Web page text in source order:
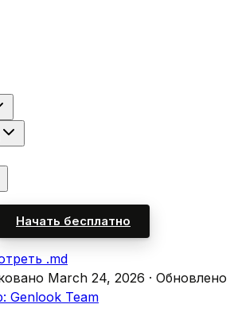
Начать бесплатно
.md
March 24, 2026 · Обновлено
Genlook Team